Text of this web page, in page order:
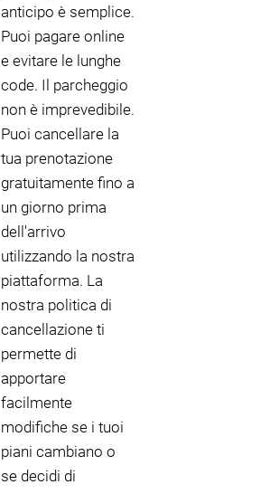
anticipo è semplice.
Puoi pagare online
e evitare le lunghe
code. Il parcheggio
non è imprevedibile.
Puoi cancellare la
tua prenotazione
gratuitamente fino a
un giorno prima
dell'arrivo
utilizzando la nostra
piattaforma. La
nostra politica di
cancellazione ti
permette di
apportare
facilmente
modifiche se i tuoi
piani cambiano o
se decidi di